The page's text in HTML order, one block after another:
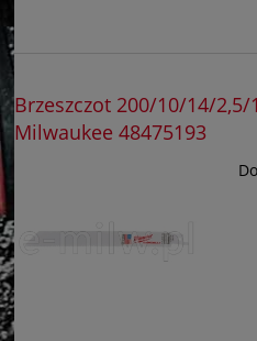
Brzeszczot 200/10/14/2,5/
Milwaukee 48475193